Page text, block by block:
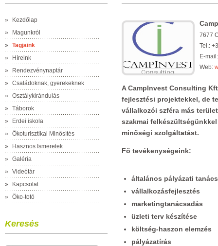
»
Kezdőlap
»
Magunkról
»
Tagjaink
»
Híreink
»
Rendezvénynaptár
»
Családoknak, gyerekeknek
»
Osztálykirándulás
»
Táborok
»
Erdei iskola
»
Ökoturisztikai Minősítés
»
Hasznos Ismeretek
»
Galéria
»
Videótár
»
Kapcsolat
»
Öko-totó
Keresés
7677
Tel.:
E-
Web:
A CampInvest Consulting
fejlesztési projektekkel, de
vállalkozói szféra más
szakmai
minőségi szolgáltatást.
Fő tevékenységeink:
általános pályázati
vállalkozásfejlesztés
marketingtanácsadás
üzleti terv készítése
költség-haszon elemzés
pályázatírás